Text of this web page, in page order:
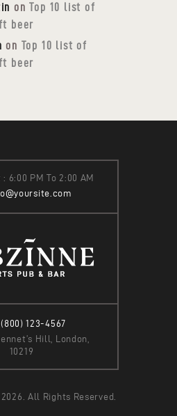
onTop 10 list of
beer
on Top 10 list of
beer
: 6:00 PM To 2:00 AM
(800) 123-4567
Hill, London,
10219
All Rights Reserved.